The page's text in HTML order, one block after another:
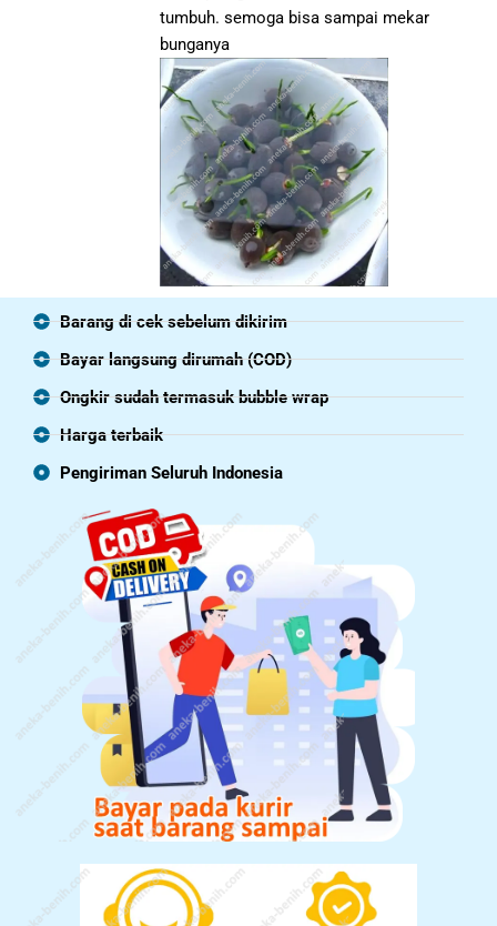
tumbuh. semoga bisa sampai mekar
bunganya
Barang di cek sebelum dikirim
Bayar langsung dirumah (COD)
Ongkir sudah termasuk bubble wrap
Harga terbaik
Pengiriman Seluruh Indonesia